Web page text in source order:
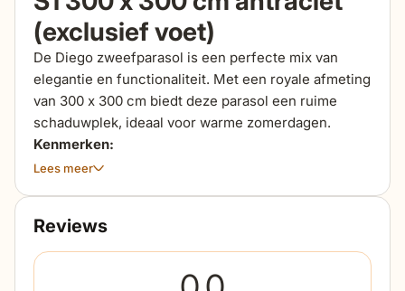
(exclusief voet)
De Diego zweefparasol is een perfecte mix van
elegantie en functionaliteit. Met een royale afmeting
van 300 x 300 cm biedt deze parasol een ruime
schaduwplek, ideaal voor warme zomerdagen.
Kenmerken:
garandeert stabiliteit en duurzaamheid, zelfs bij
intensief gebruik.
is gemaakt van kwalitatief hoogwaardig
Lees meer
Reviews